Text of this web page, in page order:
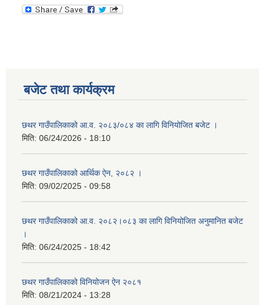
बजेट तथा कार्यक्रम
छथर गाउँपालिकाको आ.व. २०८३/०८४ का लागि विनियोजित बजेट ।
मिति: 06/24/2026 - 18:10
छथर गाउँपालिकाको आर्थिक ऐन, २०८२ ।
मिति: 09/02/2025 - 09:58
छथर गाउँपालिकाको आ.व. २०८२।०८३ का लागि विनियोजित अनुमानित बजेट
।
मिति: 06/24/2025 - 18:42
छथर गाउँपालिकाको विनियोजन ऐन २०८१
मिति: 08/21/2024 - 13:28